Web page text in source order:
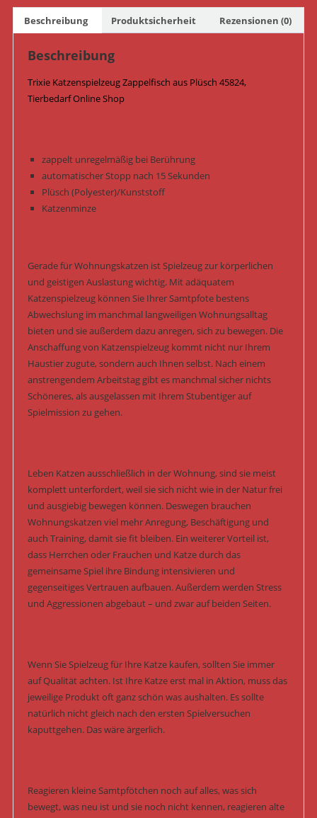
Beschreibung Produktsicherheit Rezensionen (0)
Beschreibung
Trixie Katzenspielzeug Zappelfisch aus Plüsch 45824,
Tierbedarf Online Shop
zappelt unregelmäßig bei Berührung
automatischer Stopp nach 15 Sekunden
Plüsch (Polyester)/Kunststoff
Katzenminze
Gerade für Wohnungskatzen ist Spielzeug zur körperlichen
und geistigen Auslastung wichtig. Mit adäquatem
Katzenspielzeug können Sie Ihrer Samtpfote bestens
Abwechslung im manchmal langweiligen Wohnungsalltag
bieten und sie außerdem dazu anregen, sich zu bewegen. Die
Anschaffung von Katzenspielzeug kommt nicht nur Ihrem
Haustier zugute, sondern auch Ihnen selbst. Nach einem
anstrengendem Arbeitstag gibt es manchmal sicher nichts
Schöneres, als ausgelassen mit Ihrem Stubentiger auf
Spielmission zu gehen.
Leben Katzen ausschließlich in der Wohnung, sind sie meist
komplett unterfordert, weil sie sich nicht wie in der Natur frei
und ausgiebig bewegen können. Deswegen brauchen
Wohnungskatzen viel mehr Anregung, Beschäftigung und
auch Training, damit sie fit bleiben. Ein weiterer Vorteil ist,
dass Herrchen oder Frauchen und Katze durch das
gemeinsame Spiel ihre Bindung intensivieren und
gegenseitiges Vertrauen aufbauen. Außerdem werden Stress
und Aggressionen abgebaut – und zwar auf beiden Seiten.
Wenn Sie Spielzeug für Ihre Katze kaufen, sollten Sie immer
auf Qualität achten. Ist Ihre Katze erst mal in Aktion, muss das
jeweilige Produkt oft ganz schön was aushalten. Es sollte
natürlich nicht gleich nach den ersten Spielversuchen
kaputtgehen. Das wäre ärgerlich.
Reagieren kleine Samtpfötchen noch auf alles, was sich
bewegt, was neu ist und sie noch nicht kennen, reagieren alte